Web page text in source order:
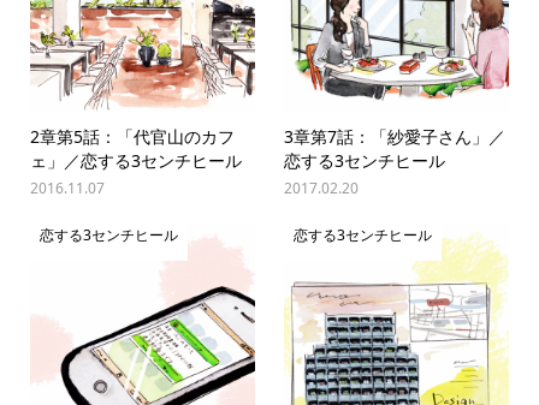
2章第5話：「代官山のカフ
ェ」／恋する3センチヒール
2016.11.07
3章第7話：「紗愛子さん」／
恋する3センチヒール
2017.02.20
恋する3センチヒール 恋する3センチヒール